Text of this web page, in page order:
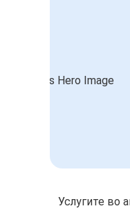
Услугите во